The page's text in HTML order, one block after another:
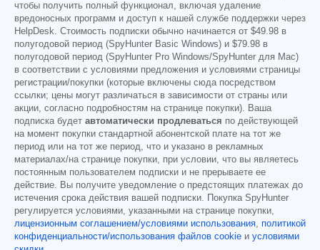
чтобы получить полный функционал, включая удаление
вредоносных программ и доступ к нашей службе поддержки через
HelpDesk. Стоимость подписки обычно начинается от $49.98 в
полугодовой период (SpyHunter Basic Windows) и $79.98 в
полугодовой период (SpyHunter Pro Windows/SpyHunter для Mac)
в соответствии с условиями предложения и условиями страницы
регистрации/покупки (которые включены сюда посредством
ссылки; цены могут различаться в зависимости от страны или
акции, согласно подробностям на странице покупки). Ваша
подписка будет автоматически продлеваться по действующей
на момент покупки стандартной абонентской плате на тот же
период или на тот же период, что и указано в рекламных
материалах/на странице покупки, при условии, что вы являетесь
постоянным пользователем подписки и не прерываете ее
действие. Вы получите уведомление о предстоящих платежах до
истечения срока действия вашей подписки. Покупка SpyHunter
регулируется условиями, указанными на странице покупки,
лицензионным соглашением/условиями использования, политикой
конфиденциальности/использования файлов cookie и условиями